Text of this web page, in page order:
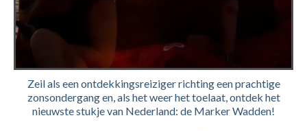
Zeil als een ontdekkingsreiziger richting een prachtige
zonsondergang en, als het weer het toelaat, ontdek het
nieuwste stukje van Nederland: de Marker Wadden!